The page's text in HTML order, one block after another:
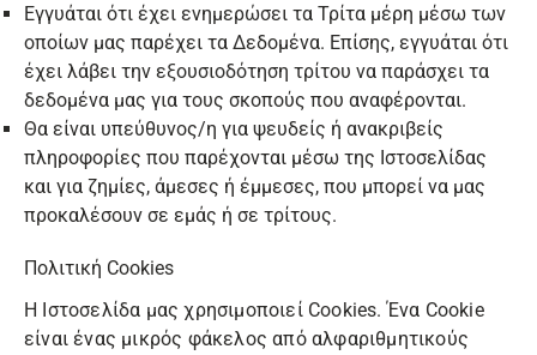
Εγγυάται ότι έχει ενημερώσει τα Τρίτα μέρη μέσω των
οποίων μας παρέχει τα Δεδομένα. Επίσης, εγγυάται ότι
έχει λάβει την εξουσιοδότηση τρίτου να παράσχει τα
δεδομένα μας για τους σκοπούς που αναφέρονται.
Θα είναι υπεύθυνος/η για ψευδείς ή ανακριβείς
πληροφορίες που παρέχονται μέσω της Ιστοσελίδας
και για ζημίες, άμεσες ή έμμεσες, που μπορεί να μας
προκαλέσουν σε εμάς ή σε τρίτους.
Πολιτική Cookies
Η Ιστοσελίδα μας χρησιμοποιεί Cookies. Ένα Cookie
είναι ένας μικρός φάκελος από αλφαριθμητικούς